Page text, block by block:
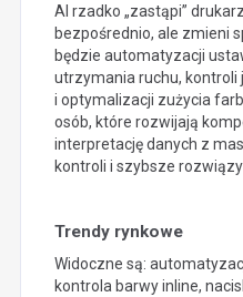
AI rzadko „zastąpi”
bezpośrednio, ale zmieni
będzie automatyzacji
utrzymania ruchu, kontroli
i optymalizacji zużycia
osób, które rozwijają
interpretację danych z
kontroli i szybsze
Trendy rynkowe
Widoczne są:
kontrola barwy inline,